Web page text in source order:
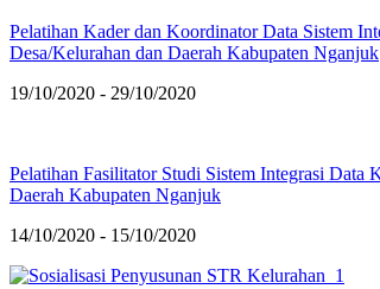
Pelatihan Kader dan Koordinator Data Sistem
Desa/Kelurahan dan Daerah Kabupaten Nganjuk
19/10/2020 - 29/10/2020
Pelatihan Fasilitator Studi Sistem Integrasi Data
Daerah Kabupaten Nganjuk
14/10/2020 - 15/10/2020